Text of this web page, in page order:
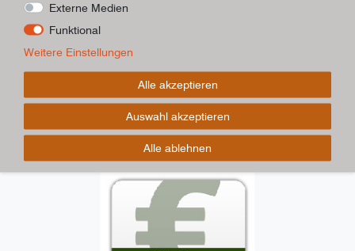
Externe Medien
Funktional
Weitere Einstellungen
Alle akzeptieren
Auswahl akzeptieren
Alle ablehnen